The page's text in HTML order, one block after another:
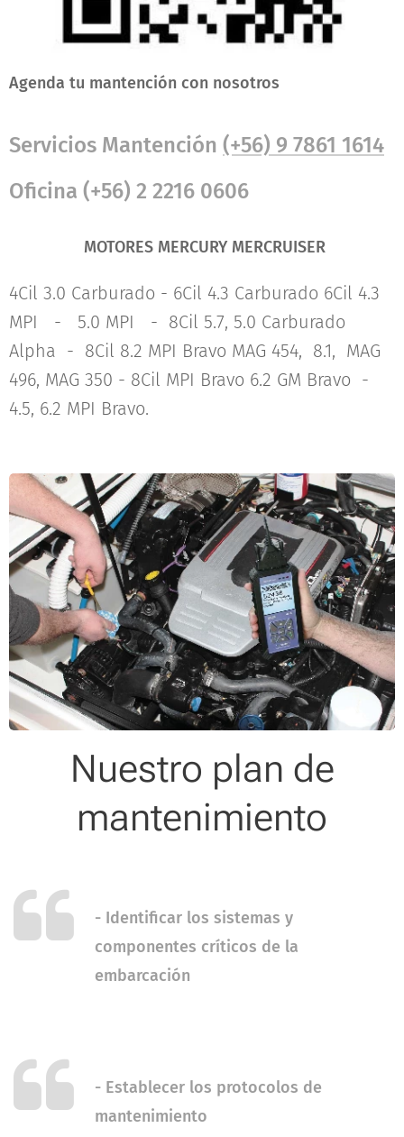
Agenda tu mantención con nosotros
Servicios Mantención (+56) 9 7861 1614
Oficina (+56) 2 2216 0606
MOTORES MERCURY MERCRUISER
4Cil 3.0 Carburado - 6Cil 4.3 Carburado 6Cil 4.3
MPI - 5.0 MPI - 8Cil 5.7, 5.0 Carburado
Alpha - 8Cil 8.2 MPI Bravo MAG 454, 8.1, MAG
496, MAG 350 - 8Cil MPI Bravo 6.2 GM Bravo -
4.5, 6.2 MPI Bravo.
Nuestro plan de
mantenimiento
- Identificar los sistemas y
componentes críticos de la
embarcación
- Establecer los protocolos de
mantenimiento